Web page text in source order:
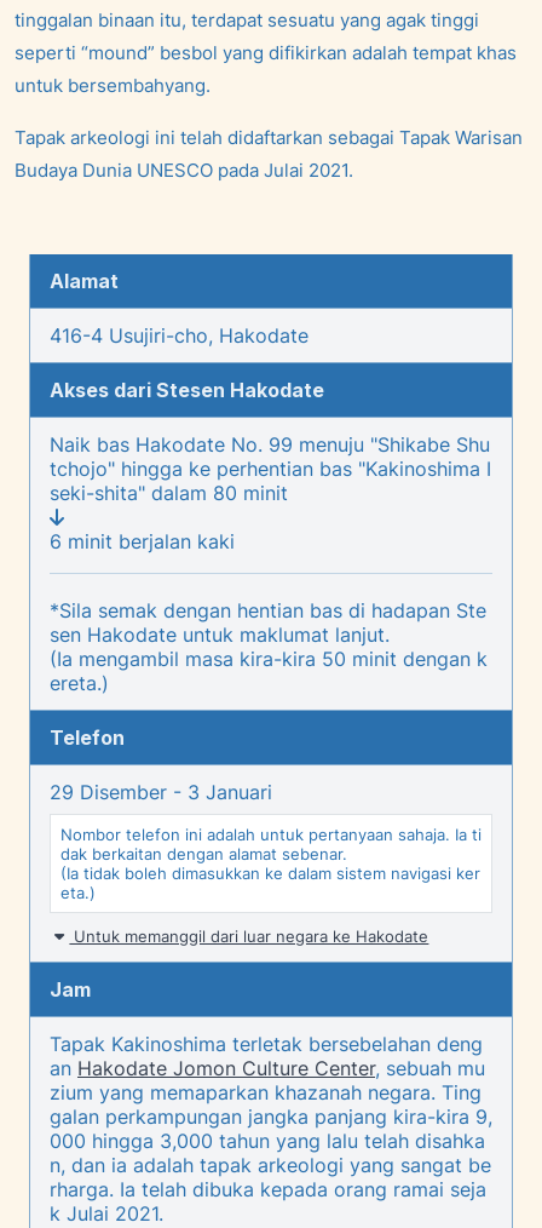
tinggalan binaan itu, terdapat sesuatu yang agak tinggi
seperti “mound” besbol yang difikirkan adalah tempat khas
untuk bersembahyang.
Tapak arkeologi ini telah didaftarkan sebagai Tapak Warisan
Budaya Dunia UNESCO pada Julai 2021.
Alamat
416-4 Usujiri-cho, Hakodate
Akses dari Stesen Hakodate
Naik bas Hakodate No. 99 menuju "Shikabe Shu
tchojo" hingga ke perhentian bas "Kakinoshima I
seki-shita" dalam 80 minit
6 minit berjalan kaki
*Sila semak dengan hentian bas di hadapan Ste
sen Hakodate untuk maklumat lanjut.
(Ia mengambil masa kira-kira 50 minit dengan k
ereta.)
Telefon
29 Disember - 3 Januari
Nombor telefon ini adalah untuk pertanyaan sahaja. Ia ti
dak berkaitan dengan alamat sebenar.
(Ia tidak boleh dimasukkan ke dalam sistem navigasi ker
eta.)
Untuk memanggil dari luar negara ke Hakodate
Jam
Tapak Kakinoshima terletak bersebelahan deng
an Hakodate Jomon Culture Center, sebuah mu
zium yang memaparkan khazanah negara. Ting
galan perkampungan jangka panjang kira-kira 9,
000 hingga 3,000 tahun yang lalu telah disahka
n, dan ia adalah tapak arkeologi yang sangat be
rharga. Ia telah dibuka kepada orang ramai seja
k Julai 2021.